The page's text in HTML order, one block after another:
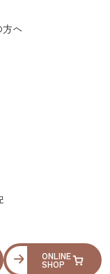
方へ
ONLINE
SHOP